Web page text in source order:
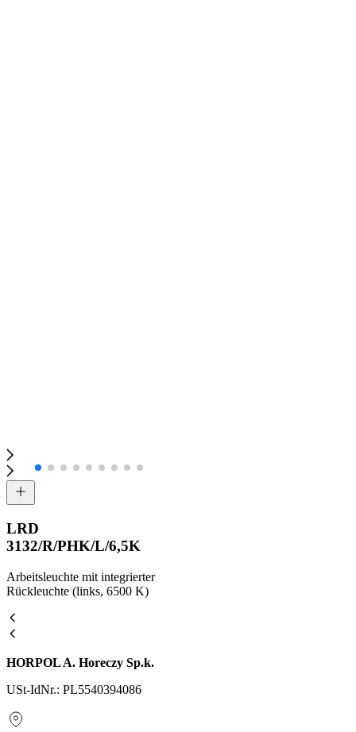
LRD
3132/R/PHK/L/6,5K
Arbeitsleuchte mit integrierter
Rückleuchte (links, 6500 K)
HORPOL A. Horeczy Sp.k.
USt-IdNr.: PL5540394086